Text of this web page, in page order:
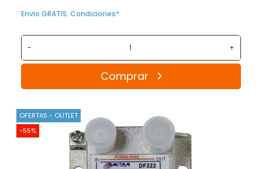
Envío GRATIS. Condiciones*
- +
Comprar
OFERTAS - OUTLET
-55%